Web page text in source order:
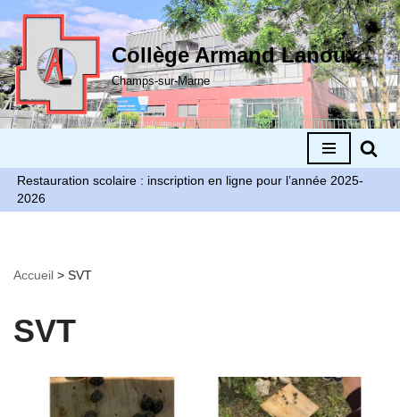
Aller
au
contenu
Collège Armand Lanoux
Champs-sur-Marne
Restauration scolaire : inscription en ligne pour l’année 2025-
2026
Accueil > SVT
SVT